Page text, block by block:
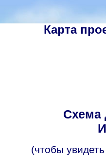
Карта
Схема
(чтобы